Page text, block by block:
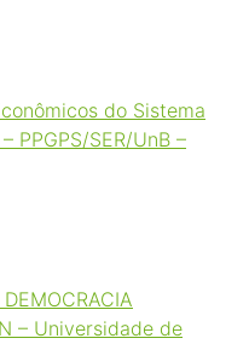
do Sistema
PPGPS/SER/UnB –
– Universidade de